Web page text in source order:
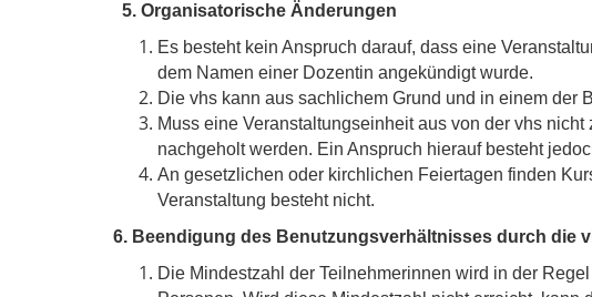
5. Organisatorische Änderungen
Es besteht kein Anspruch darauf, dass eine
dem Namen einer Dozentin angekündigt wurde.
Die vhs kann aus sachlichem Grund und in einem der
Muss eine Veranstaltungseinheit aus von der vhs
nachgeholt werden. Ein Anspruch hierauf besteht
An gesetzlichen oder kirchlichen Feiertagen finden
Veranstaltung besteht nicht.
6. Beendigung des Benutzungsverhältnisses durch die
Die Mindestzahl der Teilnehmerinnen wird in der